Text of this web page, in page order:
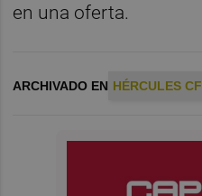
en una oferta.
ARCHIVADO EN HÉRCULES CF